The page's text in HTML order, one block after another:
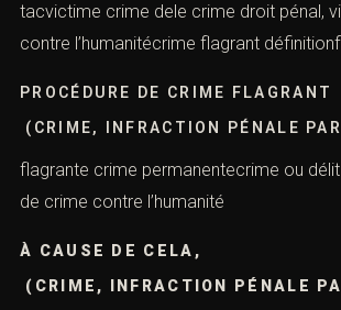
tacvictime crime dele crime droit pénal,
contre l’humanitécrime flagrant
PROCÉDURE DE CRIME FLAGRANT
(CRIME, INFRACTION PÉNALE
flagrante crime permanentecrime ou
de crime contre l’humanité
À CAUSE DE CELA,
(CRIME, INFRACTION PÉNALE